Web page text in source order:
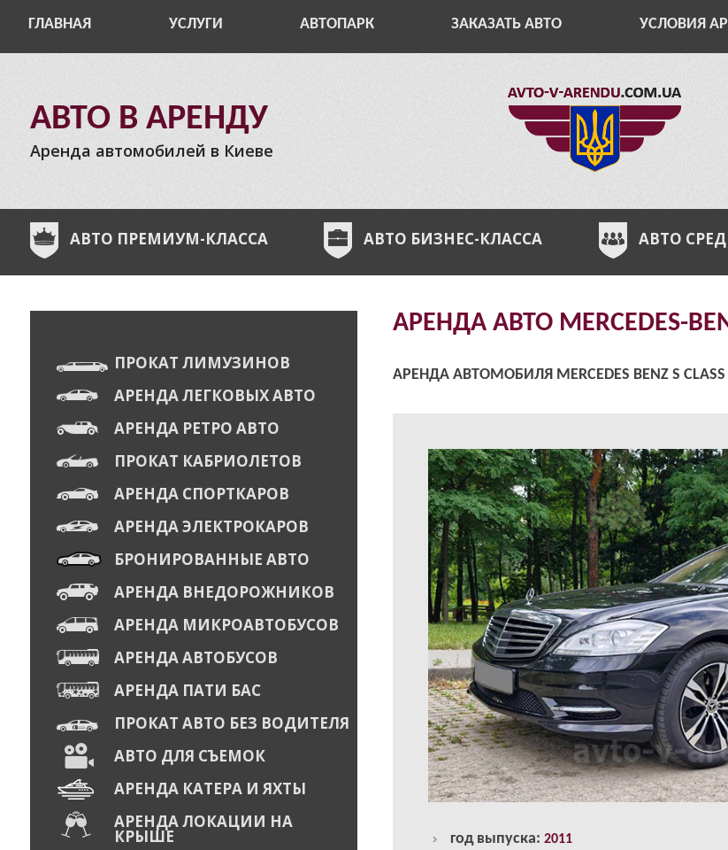
ГЛАВНАЯ УСЛУГИ АВТОПАРК ЗАКАЗАТЬ АВТО УСЛОВИЯ
АВТО В АРЕНДУ
Аренда автомобилей в Киеве
АВТО ПРЕМИУМ-КЛАССА АВТО БИЗНЕС-КЛАССА АВТО
АРЕНДА АВТО MERCEDES-
АРЕНДА АВТОМОБИЛЯ MERCEDES BENZ S
год выпуска: 2011
ПРОКАТ ЛИМУЗИНОВ
АРЕНДА ЛЕГКОВЫХ АВТО
АРЕНДА РЕТРО АВТО
ПРОКАТ КАБРИОЛЕТОВ
АРЕНДА СПОРТКАРОВ
АРЕНДА ЭЛЕКТРОКАРОВ
БРОНИРОВАННЫЕ АВТО
АРЕНДА ВНЕДОРОЖНИКОВ
АРЕНДА МИКРОАВТОБУСОВ
АРЕНДА АВТОБУСОВ
АРЕНДА ПАТИ БАС
ПРОКАТ АВТО БЕЗ ВОДИТЕЛЯ
АВТО ДЛЯ СЪЕМОК
АРЕНДА КАТЕРА И ЯХТЫ
АРЕНДА ЛОКАЦИИ НА
КРЫШЕ